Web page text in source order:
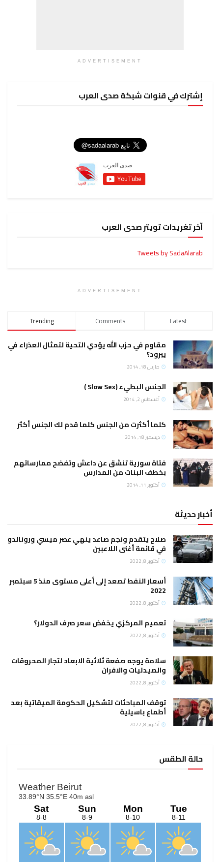
ADVERTISEMENT
إشترك في قنوات شبكة صدى العرب
آخر تغريدات تويتر صدى العرب
Tweets by SadaAlarab
ADVERTISEMENT
Trending Comments Latest
مقاوم في حزب الله يؤدي التحية لتمثال العذراء في
يبرود؟
مارس 18, 2014
الجنس البطيء (Slow Sex )
أغسطس 2, 2014
كلما أكثرت من الجنس كلما قدم لك الجنس أكثر
ديسمبر 18, 2014
فتاة سورية تنشق عن داعش وتفضح ممارساتهم
بخطف البنات من المدارس
أكتوبر 11, 2014
أخبار حديثة
صلاح يتقدم ونجم صاعد ينهي عصر ميسي ورونالدو
في قائمة أغنى اللاعبين
أكتوبر 8, 2022
أسعار النفط تصعد إلى أعلى مستوى منذ 5 سبتمبر
2022
أكتوبر 8, 2022
تعميم المركزي يخفض سعر صرف الدولار؟
أكتوبر 8, 2022
سلامة يوجه صفعة ثلاثية الابعاد لتجار المحروقات
والصيدليات والافران
أكتوبر 8, 2022
توقف المباحثات لتشكيل الحكومة الميقاتية بعد
أطماع باسيلية
أكتوبر 8, 2022
حالة الطقس